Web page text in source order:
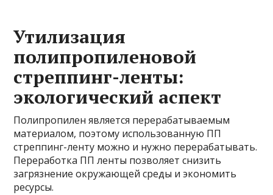
Утилизация
полипропиленовой
стреппинг-ленты:
экологический аспект
Полипропилен является перерабатываемым
материалом, поэтому использованную ПП
стреппинг-ленту можно и нужно перерабатывать.
Переработка ПП ленты позволяет снизить
загрязнение окружающей среды и экономить
ресурсы.